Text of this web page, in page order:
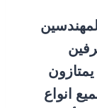
يمتازون
انواع